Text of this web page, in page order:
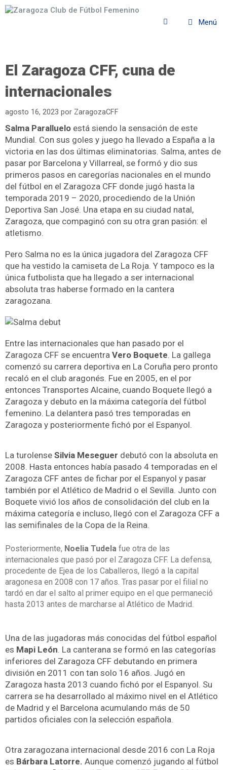
Menú
El Zaragoza CFF, cuna de
internacionales
agosto 16, 2023 por ZaragozaCFF
Salma Paralluelo está siendo la sensación de este
Mundial. Con sus goles y juego ha llevado a España a la
victoria en las dos últimas eliminatorias. Salma, antes de
pasar por Barcelona y Villarreal, se formó y dio sus
primeros pasos en caregorías nacionales en el mundo
del fútbol en el Zaragoza CFF donde jugó hasta la
temporada 2019 – 2020, procediendo de la Unión
Deportiva San José. Una etapa en su ciudad natal,
Zaragoza, que compaginó con su otra gran pasión: el
atletismo.
Pero Salma no es la única jugadora del Zaragoza CFF
que ha vestido la camiseta de La Roja. Y tampoco es la
única futbolista que ha llegado a ser internacional
absoluta tras haberse formado en la cantera
zaragozana.
Entre las internacionales que han pasado por el
Zaragoza CFF se encuentra Vero Boquete. La gallega
comenzó su carrera deportiva en La Coruña pero pronto
recaló en el club aragonés. Fue en 2005, en el por
entonces Transportes Alcaine, cuando Boquete llegó a
Zaragoza y debuto en la máxima categoría del fútbol
femenino. La delantera pasó tres temporadas en
Zaragoza y posteriormente fichó por el Espanyol.
La turolense Silvia Meseguer debutó con la absoluta en
2008. Hasta entonces había pasado 4 temporadas en el
Zaragoza CFF antes de fichar por el Espanyol y pasar
también por el Atlético de Madrid o el Sevilla. Junto con
Boquete vivió los años de consolidación del club en la
máxima categoría e incluso, llegó con el Zaragoza CFF a
las semifinales de la Copa de la Reina.
Posteriormente, Noelia Tudela fue otra de las
internacionales que pasó por el Zaragoza CFF. La defensa,
procedente de Ejea de los Caballeros, llegó a la capital
aragonesa en 2008 con 17 años. Tras pasar por el filial no
tardó en dar el salto al primer equipo en el que permaneció
hasta 2013 antes de marcharse al Atlético de Madrid.
Una de las jugadoras más conocidas del fútbol español
es Mapi León. La canterana se formó en las categorías
inferiores del Zaragoza CFF debutando en primera
división en 2011 con tan solo 16 años.​ Jugó en
Zaragoza hasta 2013 cuando fichó por el Espanyol. Su
carrera se ha desarrollado al máximo nivel en el Atlético
de Madrid y el Barcelona acumulando más de 50
partidos oficiales con la selección española.
Otra zaragozana internacional desde 2016 con La Roja
es Bárbara Latorre. Aunque comenzó jugando al fútbol